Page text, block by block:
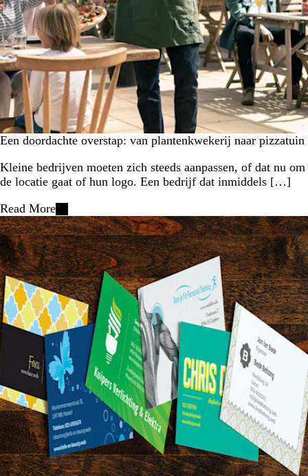
Een doordachte overstap: van plantenkwekerij naar pizzatuin
Kleine bedrijven moeten zich steeds aanpassen, of dat nu om
de locatie gaat of hun logo. Een bedrijf dat inmiddels […]
Read More